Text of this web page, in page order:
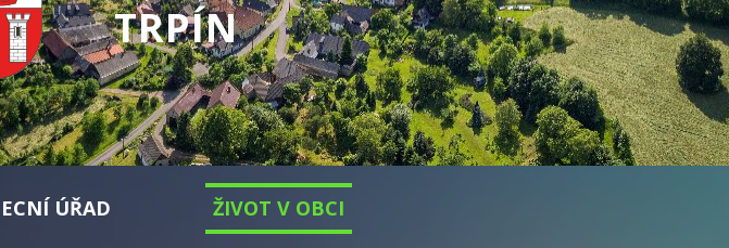
TRPÍN
ÚŘAD ŽIVOT V OBCI